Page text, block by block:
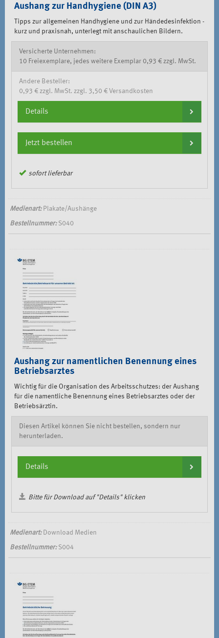
Aushang zur Handhygiene (DIN A3)
Tipps zur allgemeinen Handhygiene und zur Händedesinfektion -
kurz und praxisnah, unterlegt mit anschaulichen Bildern.
Versicherte Unternehmen:
10 Freiexemplare, jedes weitere Exemplar 0,93 € zzgl. MwSt.
Andere Besteller:
0,93 € zzgl. MwSt. zzgl. 3,50 € Versandkosten
Details
Jetzt bestellen
sofort lieferbar
Medienart:Plakate/Aushänge
Bestellnummer:S040
Aushang zur namentlichen Benennung eines
Betriebsarztes
Wichtig für die Organisation des Arbeitsschutzes: der Aushang
für die namentliche Benennung eines Betriebsarztes oder der
Betriebsärztin.
Diesen Artikel können Sie nicht bestellen, sondern nur
herunterladen.
Details
Bitte für Download auf "Details" klicken
Medienart:Download Medien
Bestellnummer:S004